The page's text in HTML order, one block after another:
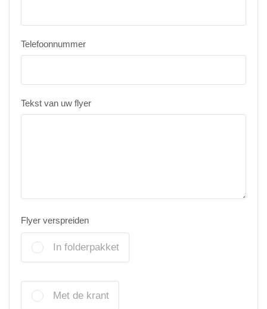
Telefoonnummer
Tekst van uw flyer
Flyer verspreiden
In folderpakket
Met de krant